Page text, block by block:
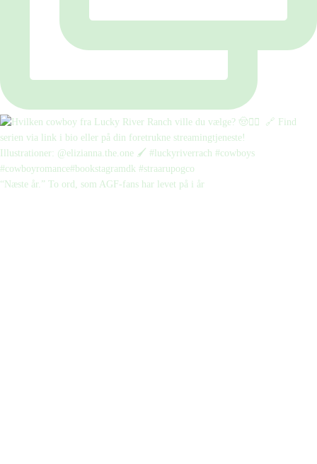
“Næste år.” To ord, som AGF-fans har levet på i år